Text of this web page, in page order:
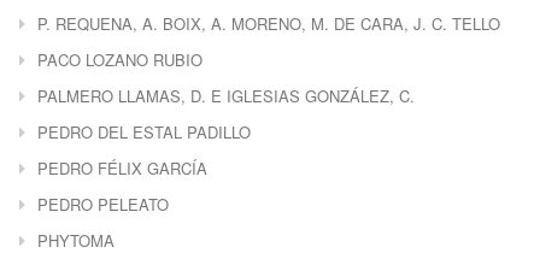
P. REQUENA, A. BOIX, A. MORENO, M. DE CARA, J. C. TELLO
PACO LOZANO RUBIO
PALMERO LLAMAS, D. E IGLESIAS GONZÁLEZ, C.
PEDRO DEL ESTAL PADILLO
PEDRO FÉLIX GARCÍA
PEDRO PELEATO
PHYTOMA